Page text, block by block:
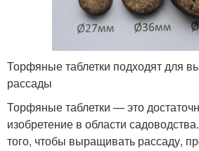
Торфяные таблетки подходят для
рассады
Торфяные таблетки — это
изобретение в области
того, чтобы выращивать рассаду,